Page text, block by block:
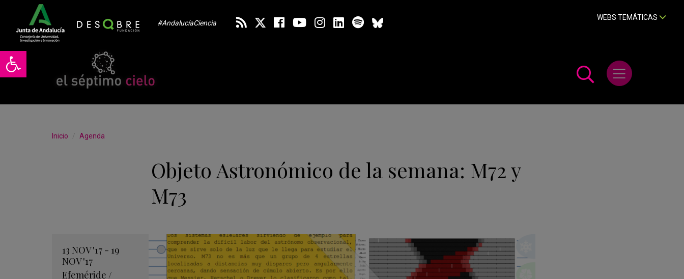
Abrir barra de herramientas
#AndalucíaCiencia
WEBS TEMÁTICAS
Abrir menú
Inicio Agenda
Objeto Astronómico de la semana: M72 y
M73
13 NOV'17 - 19
NOV'17
Efeméride /